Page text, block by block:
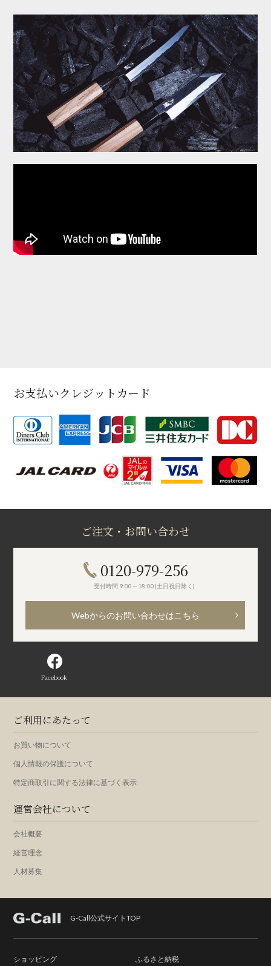
お支払いクレジットカード
ご注文・お問い合わせ
0120-979-256
受付時間 9:00～18:00(土日祝日除く)
Webからのお問い合わせはこちら
Facebook
ご利用にあたって
お買い物について
個人情報の保護について
特定商取引に関する法律に基づく表示
運営会社について
会社概要
経営理念
人材募集
G-Call公式サイトTOP
ショッピング ふるさと納税